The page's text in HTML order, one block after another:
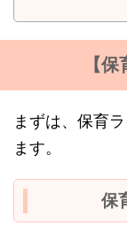
【
まずは、保育
ます。
保